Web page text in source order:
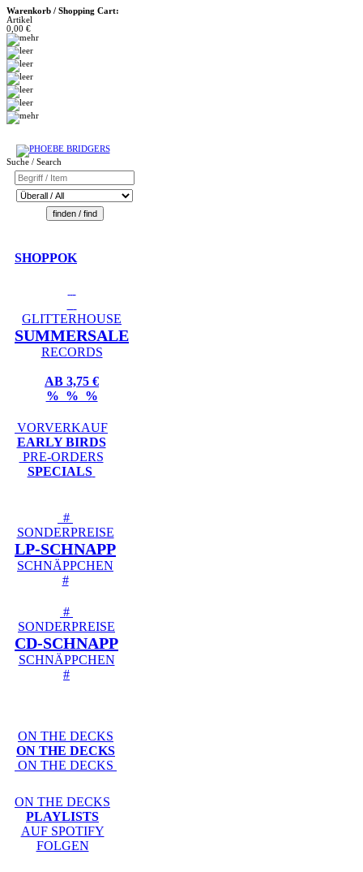
Warenkorb / Shopping Cart:
Artikel
0,00 €
Suche / Search
SHOPPOK
GLITTERHOUSE
SUMMERSALE
RECORDS
AB 3,75 €
% % %
VORVERKAUF
EARLY BIRDS
PRE-ORDERS
SPECIALS
#
SONDERPREISE
LP-SCHNAPP
SCHNÄPPCHEN
#
#
SONDERPREISE
CD-SCHNAPP
SCHNÄPPCHEN
#
ON THE DECKS
ON THE DECKS
ON THE DECKS
ON THE DECKS
PLAYLISTS
AUF SPOTIFY
FOLGEN